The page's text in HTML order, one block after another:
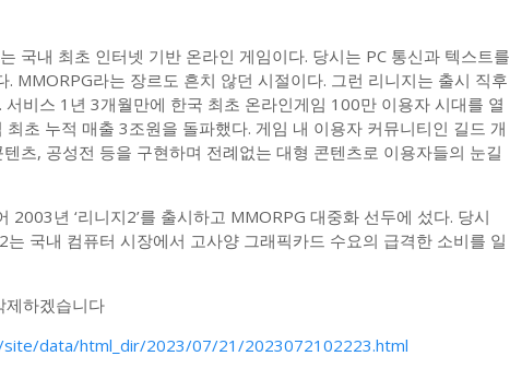
국내 최초 인터넷 기반 온라인 게임이다. 당시는 PC 통신과 텍스트를
. MMORPG라는 장르도 흔치 않던 시절이다. 그런 리니지는 출시 직후
서비스 1년 3개월만에 한국 최초 온라인게임 100만 이용자 시대를 열
초 누적 매출 3조원을 돌파했다. 게임 내 이용자 커뮤니티인 길드 개
텐츠, 공성전 등을 구현하며 전례없는 대형 콘텐츠로 이용자들의 눈길
2003년 ‘리니지2’를 출시하고 MMORPG 대중화 선두에 섰다. 당시
국내 컴퓨터 시장에서 고사양 그래픽카드 수요의 급격한 소비를 일
제하겠습니다
site/data/html_dir/2023/07/21/2023072102223.html